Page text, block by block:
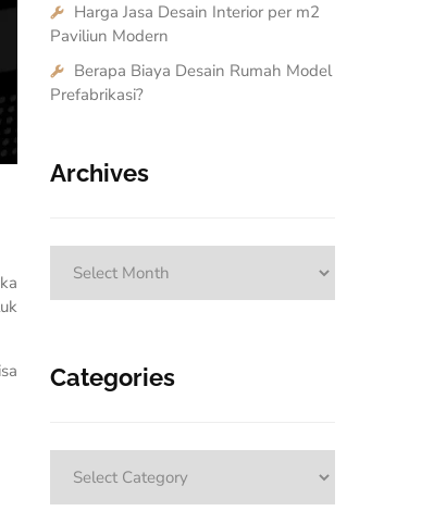
Harga Jasa Desain Interior per m2
Paviliun Modern
Berapa Biaya Desain Rumah Model
Prefabrikasi?
Archives
Categories